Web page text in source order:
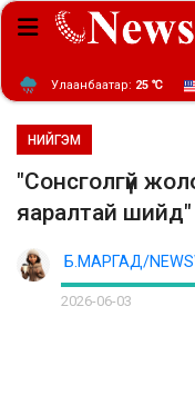
Улаанбаатар: 25 ℃
НИЙГЭМ
"Сонсголгүй
яаралтай шийд"
Б.МАРГАД/
2026-06-03